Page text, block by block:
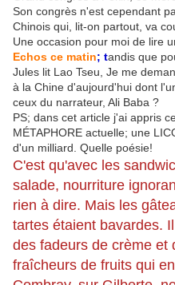
Son congrès n'est cependant
Chinois qui, lit-on partout, va
Une occasion pour moi de lire
Echos ce matin; tandis que
Jules lit Lao Tseu, Je me
à la Chine d'aujourd'hui dont
ceux du narrateur, Ali Baba ?
PS; dans cet article j'ai appris
MÉTAPHORE actuelle; une
d'un milliard. Quelle poésie!
C'est qu'avec les
salade, nourriture
rien à dire. Mais les
tartes étaient bavardes.
des fadeurs de crème et
fraîcheurs de fruits qui